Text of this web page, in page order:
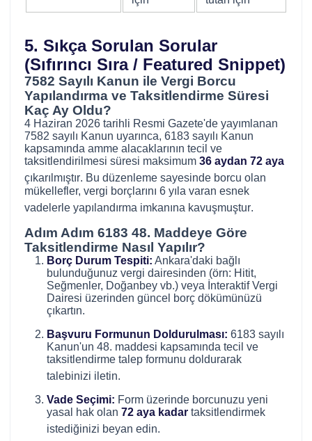
5. Sıkça Sorulan Sorular
(Sıfırıncı Sıra / Featured Snippet)
7582 Sayılı Kanun ile Vergi Borcu
Yapılandırma ve Taksitlendirme Süresi
Kaç Ay Oldu?
4 Haziran 2026 tarihli Resmi Gazete'de yayımlanan
7582 sayılı Kanun uyarınca, 6183 sayılı Kanun
kapsamında amme alacaklarının tecil ve
taksitlendirilmesi süresi maksimum 36 aydan 72 aya
çıkarılmıştır. Bu düzenleme sayesinde borcu olan
mükellefler, vergi borçlarını 6 yıla varan esnek
vadelerle yapılandırma imkanına kavuşmuştur.
Adım Adım 6183 48. Maddeye Göre
Taksitlendirme Nasıl Yapılır?
Borç Durum Tespiti: Ankara'daki bağlı
bulunduğunuz vergi dairesinden (örn: Hitit,
Seğmenler, Doğanbey vb.) veya İnteraktif Vergi
Dairesi üzerinden güncel borç dökümünüzü
çıkartın.
Başvuru Formunun Doldurulması: 6183 sayılı
Kanun'un 48. maddesi kapsamında tecil ve
taksitlendirme talep formunu doldurarak
talebinizi iletin.
Vade Seçimi: Form üzerinde borcunuzu yeni
yasal hak olan 72 aya kadar taksitlendirmek
istediğinizi beyan edin.